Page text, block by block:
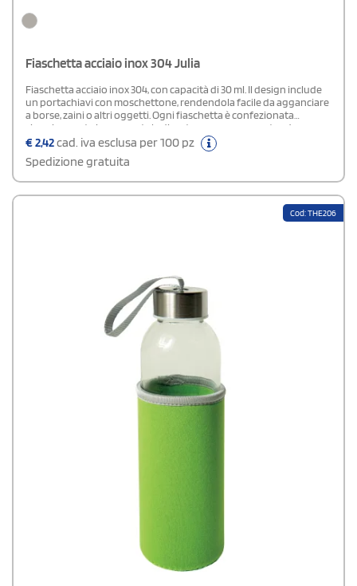
Fiaschetta acciaio inox 304 Julia
Fiaschetta acciaio inox 304, con capacità di 30 ml. Il design include
un portachiavi con moschettone, rendendola facile da agganciare
a borse, zaini o altri oggetti. Ogni fiaschetta è confezionata
singolarmente in una scatola di cartone avana, garantendo una
presentazione curata.
€2,42cad. iva esclusa per 100 pz
Spedizione gratuita
Cod: THE206